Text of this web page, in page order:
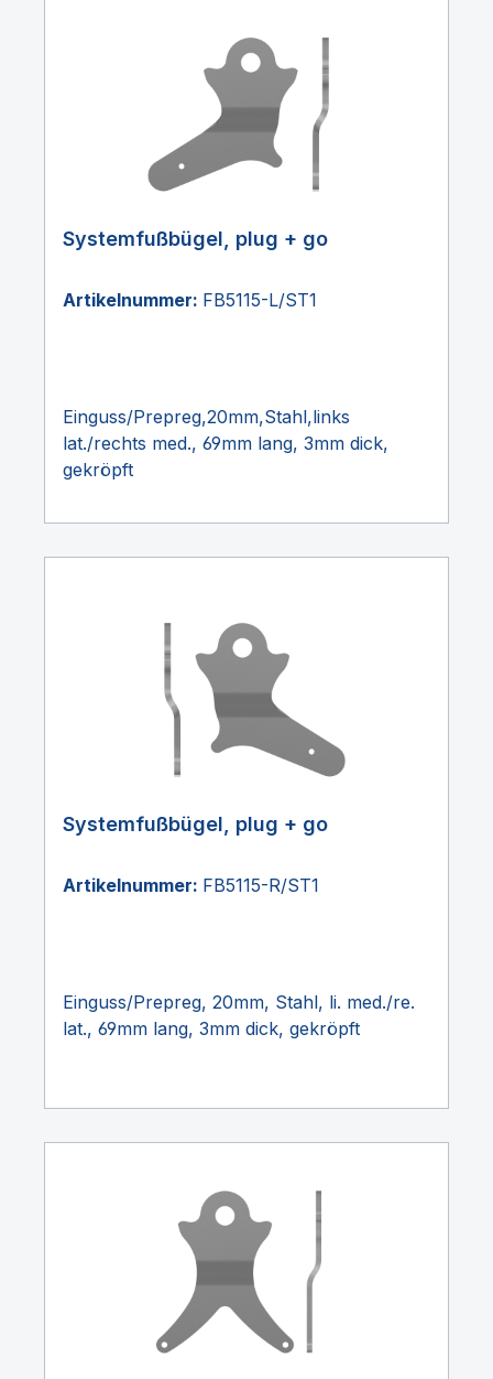
Systemfußbügel, plug + go
Artikelnummer: FB5115-L/ST1
Einguss/Prepreg,20mm,Stahl,links
lat./rechts med., 69mm lang, 3mm dick,
gekröpft
Systemfußbügel, plug + go
Artikelnummer: FB5115-R/ST1
Einguss/Prepreg, 20mm, Stahl, li. med./re.
lat., 69mm lang, 3mm dick, gekröpft